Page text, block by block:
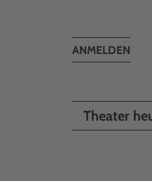
Toggle
ANMELDEN
Theater